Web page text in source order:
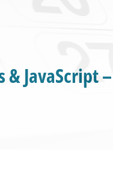
JavaScript